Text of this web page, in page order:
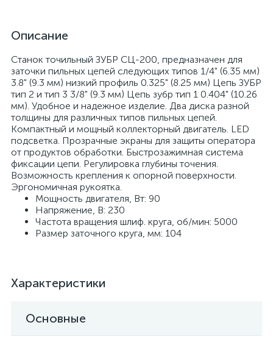
Описание
Станок точильный ЗУБР СЦ-200, предназначен для
заточки пильных цепей следующих типов 1/4" (6.35 мм)
3.8" (9.3 мм) низкий профиль 0.325" (8.25 мм) Цепь ЗУБР
тип 2 и тип 3 3/8" (9.3 мм) Цепь зубр тип 1 0.404" (10.26
мм). Удобное и надежное изделие. Два диска разной
толщины для различных типов пильных цепей.
Компактный и мощный коллекторный двигатель. LED
подсветка. Прозрачные экраны для защиты оператора
от продуктов обработки. Быстрозажимная система
фиксации цепи. Регулировка глубины точения.
Возможность крепления к опорной поверхности.
Эргономичная рукоятка.
Мощность двигателя, Вт: 90
Напряжение, В: 230
Частота вращения шлиф. круга, об/мин: 5000
Размер заточного круга, мм: 104
Характеристики
Основные